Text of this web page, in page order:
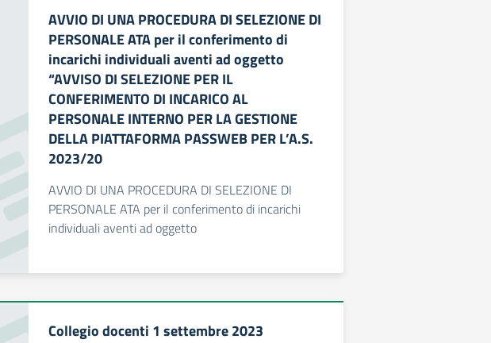
AVVIO DI UNA PROCEDURA DI SELEZIONE DI
PERSONALE ATA per il conferimento di
incarichi individuali aventi ad oggetto
“AVVISO DI SELEZIONE PER IL
CONFERIMENTO DI INCARICO AL
PERSONALE INTERNO PER LA GESTIONE
DELLA PIATTAFORMA PASSWEB PER L’A.S.
2023/20
AVVIO DI UNA PROCEDURA DI SELEZIONE DI
PERSONALE ATA per il conferimento di incarichi
individuali aventi ad oggetto
Collegio docenti 1 settembre 2023